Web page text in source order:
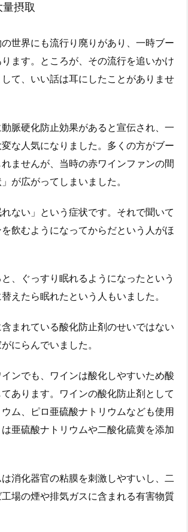
摂取
世界にも流行り廃りがあり、一時ブー
ます。ところが、その流行を追いかけ
て、いい話は耳にしたことがありませ
脈硬化防止効果があると宣伝され、一
な人気になりました。多くの方がブー
ませんが、当時の赤ワインファンの間
が広がってしまいました。
れない」という症状です。それで聞いて
飲むようになってからだという人がほ
、ぐっすり眠れるようになったという
えたら眠れたという人もいました。
まれている酸化防止剤のせいではない
にらんでいました。
ンでも、ワインは酸化しやすいため酸
あります。ワインの酸化防止剤として
ム、ピロ亜硫酸ナトリウムなども使用
亜硫酸ナトリウムや二酸化硫黄を添加
消化器官の粘膜を刺激しやすいし、二
場の煙や排気ガスに含まれる有害物質